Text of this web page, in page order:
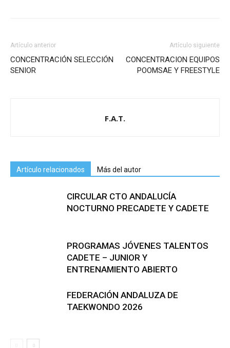
Artículo anterior
CONCENTRACIÓN SELECCIÓN
SENIOR
Artículo siguiente
CONCENTRACION EQUIPOS
POOMSAE Y FREESTYLE
F.A.T.
Artículo relacionados Más del autor
CIRCULAR CTO ANDALUCÍA
NOCTURNO PRECADETE Y CADETE
PROGRAMAS JÓVENES TALENTOS
CADETE – JUNIOR Y
ENTRENAMIENTO ABIERTO
FEDERACIÓN ANDALUZA DE
TAEKWONDO 2026